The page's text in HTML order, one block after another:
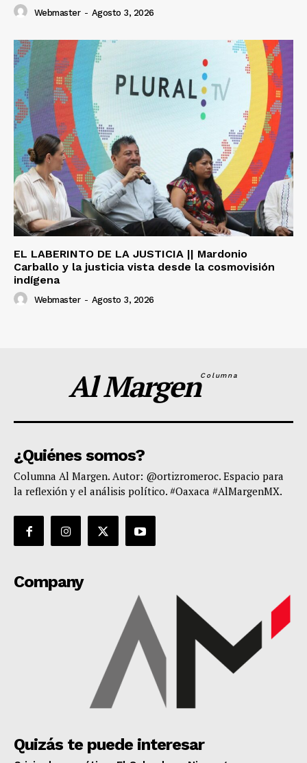
Webmaster - Agosto 3, 2026
EL LABERINTO DE LA JUSTICIA || Mardonio
Carballo y la justicia vista desde la cosmovisión
indígena
Webmaster - Agosto 3, 2026
Al MargenColumna
¿Quiénes somos?
Columna Al Margen. Autor: @ortizromeroc. Espacio para
la reflexión y el análisis político. #Oaxaca #AlMargenMX.
Company
Quizás te puede interesar